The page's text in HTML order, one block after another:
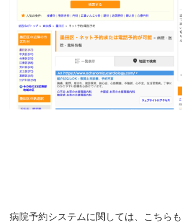
病院予約システムに関しては、こちら